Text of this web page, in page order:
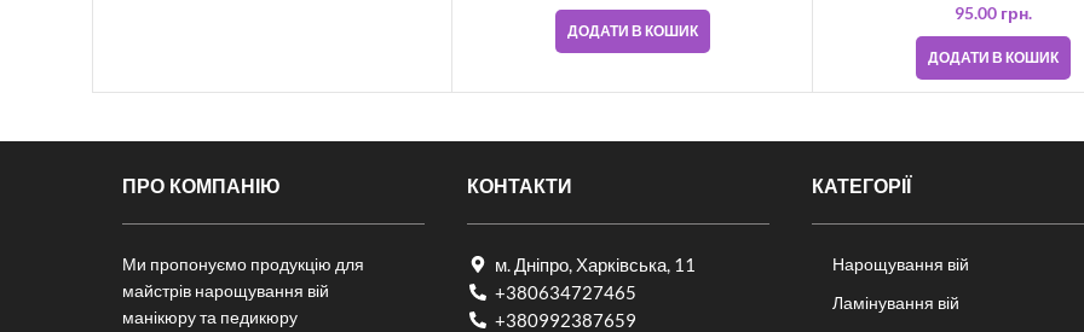
ДОДАТИ В КОШИК
95.00 грн.
ДОДАТИ В КОШИК
ПРО КОМПАНІЮ
Ми пропонуємо продукцію для
майстрів нарощування вій
манікюру та педикюру
КОНТАКТИ
м. Дніпро, Харківська, 11
+380634727465
+380992387659
КАТЕГОРІЇ
Нарощування вій
Ламінування вій